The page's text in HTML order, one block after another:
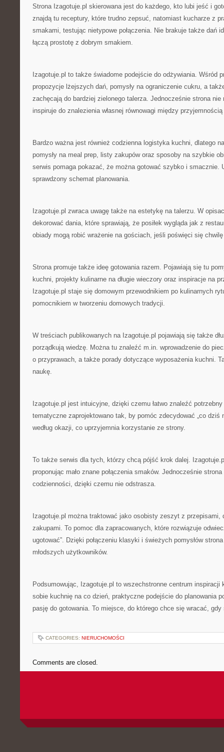
Strona Izagotuje.pl skierowana jest do każdego, kto lubi jeść i
znajdą tu receptury, które trudno zepsuć, natomiast kucharze z
smakami, testując nietypowe połączenia. Nie brakuje także dań
łączą prostotę z dobrym smakiem.
Izagotuje.pl to także świadome podejście do odżywiania. Wśród
propozycje lżejszych dań, pomysły na ograniczenie cukru, a
zachęcają do bardziej zielonego talerza. Jednocześnie strona
inspiruje do znalezienia własnej równowagi między
Bardzo ważna jest również codzienna logistyka kuchni, dlatego
pomysły na meal prep, listy zakupów oraz sposoby na szybkie
serwis pomaga pokazać, że można gotować szybko i smacznie.
sprawdzony schemat planowania.
Izagotuje.pl zwraca uwagę także na estetykę na talerzu. W
dekorować dania, które sprawiają, że posiłek wygląda jak z
obiady mogą robić wrażenie na gościach, jeśli poświęci się chwilę
Strona promuje także ideę gotowania razem. Pojawiają się tu
kuchni, projekty kulinarne na długie wieczory oraz inspiracje na
Izagotuje.pl staje się domowym przewodnikiem po kulinarnych
pomocnikiem w tworzeniu domowych tradycji.
W treściach publikowanych na Izagotuje.pl pojawiają się także
porządkują wiedzę. Można tu znaleźć m.in. wprowadzenie do
o przyprawach, a także porady dotyczące wyposażenia kuchni.
naukę.
Izagotuje.pl jest intuicyjne, dzięki czemu łatwo znaleźć potrzebny
tematyczne zaprojektowano tak, by pomóc zdecydować „co dziś
według okazji, co uprzyjemnia korzystanie ze strony.
To także serwis dla tych, którzy chcą pójść krok dalej.
proponując mało znane połączenia smaków. Jednocześnie
codzienności, dzięki czemu nie odstrasza.
Izagotuje.pl można traktować jako osobisty zeszyt z przepisami,
zakupami. To pomoc dla zapracowanych, które rozwiązuje
ugotować”. Dzięki połączeniu klasyki i świeżych pomysłów
młodszych użytkowników.
Podsumowując, Izagotuje.pl to wszechstronne centrum inspiracji
sobie kuchnię na co dzień, praktyczne podejście do planowania
pasję do gotowania. To miejsce, do którego chce się wracać,
CATEGORIES: NIERUCHOMOŚCI
Comments are closed.